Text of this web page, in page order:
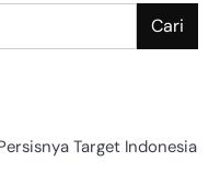
Cari
Target Indonesia